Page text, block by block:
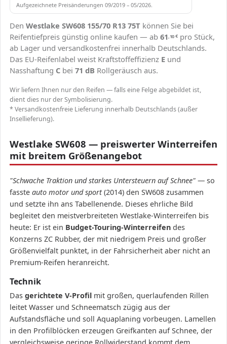
Aufgezeichnete Preisänderungen 09/2019 – 05/2026.
Den Westlake SW608 155/70 R13 75T können Sie bei
Reifentiefpreis günstig online kaufen — ab 61 ,10€ pro Stück,
ab Lager und versandkostenfrei innerhalb Deutschlands.
Das EU-Reifenlabel weist Kraftstoffeffizienz E und
Nasshaftung C bei 71 dB Rollgeräusch aus.
Wir liefern Ihnen nur den Reifen — falls eine Felge abgebildet ist,
dient dies nur der Symbolisierung.
* Versandkostenfreie Lieferung innerhalb Deutschlands (außer
Insellieferung).
Westlake SW608 — preiswerter Winterreifen
mit breitem Größenangebot
"Schwache Traktion und starkes Untersteuern auf Schnee" — so
fasste auto motor und sport(2014) den SW608 zusammen
und setzte ihn ans Tabellenende. Dieses ehrliche Bild
begleitet den meistverbreiteten Westlake-Winterreifen bis
heute: Er ist ein Budget-Touring-Winterreifen des
Konzerns ZC Rubber, der mit niedrigem Preis und großer
Größenvielfalt punktet, in der Fahrsicherheit aber nicht an
Premium-Reifen heranreicht.
Technik
Das gerichtete V-Profil mit großen, querlaufenden Rillen
leitet Wasser und Schneematsch zügig aus der
Aufstandsfläche und soll Aquaplaning vorbeugen. Lamellen
in den Profilblöcken erzeugen Greifkanten auf Schnee, der